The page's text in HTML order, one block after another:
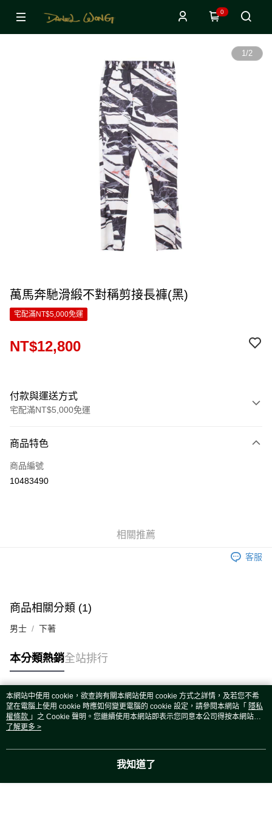
0
1/2
萬馬奔馳滑緞不對稱剪接長褲(黑)
宅配滿NT$5,000免運
NT$12,800
付款與運送方式
宅配滿NT$5,000免運
信用卡一次付款
LINE Pay
宅配(外島)
每筆NT$120，滿NT$5,000(含以上)免運費
商品特色
商品編號
10483490
相關推薦
客服
商品相關分類 (1)
男士 下著
本分類熱銷全站排行
熱門標籤
本網站中使用 cookie，欲查詢有關本網站使用 cookie 方式之詳情，及若您不希
望在電腦上使用 cookie 時應如何變更電腦的 cookie 設定，請參閱本網站「 隱私
權條款 」之 Cookie 聲明。您繼續使用本網站即表示您同意本公司得按本網站使
用條款之 Cookie 聲明使用 cookie。
了解更多 >
我知道了